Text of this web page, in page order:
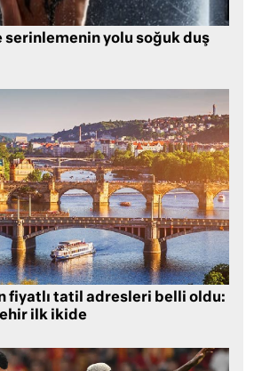
serinlemenin yolu soğuk duş
fiyatlı tatil adresleri belli oldu:
ilk ikide